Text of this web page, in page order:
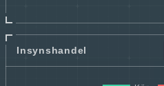
Insynshandel